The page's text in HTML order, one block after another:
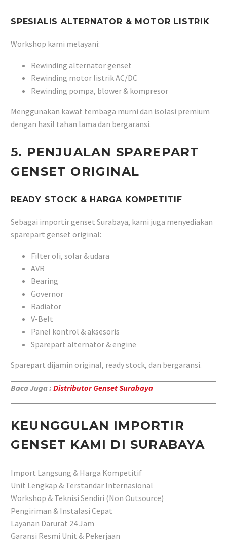
SPESIALIS ALTERNATOR & MOTOR LISTRIK
Workshop kami melayani:
Rewinding alternator genset
Rewinding motor listrik AC/DC
Rewinding pompa, blower & kompresor
Menggunakan kawat tembaga murni dan isolasi premium
dengan hasil tahan lama dan bergaransi.
5. PENJUALAN SPAREPART
GENSET ORIGINAL
READY STOCK & HARGA KOMPETITIF
Sebagai importir genset Surabaya, kami juga menyediakan
sparepart genset original:
Filter oli, solar & udara
AVR
Bearing
Governor
Radiator
V-Belt
Panel kontrol & aksesoris
Sparepart alternator & engine
Sparepart dijamin original, ready stock, dan bergaransi.
Baca Juga : Distributor Genset Surabaya
KEUNGGULAN IMPORTIR
GENSET KAMI DI SURABAYA
Import Langsung & Harga Kompetitif
Unit Lengkap & Terstandar Internasional
Workshop & Teknisi Sendiri (Non Outsource)
Pengiriman & Instalasi Cepat
Layanan Darurat 24 Jam
Garansi Resmi Unit & Pekerjaan